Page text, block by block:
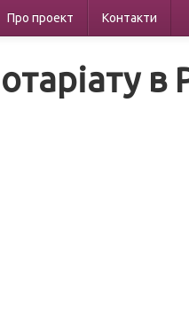
Про проект Контакти
в